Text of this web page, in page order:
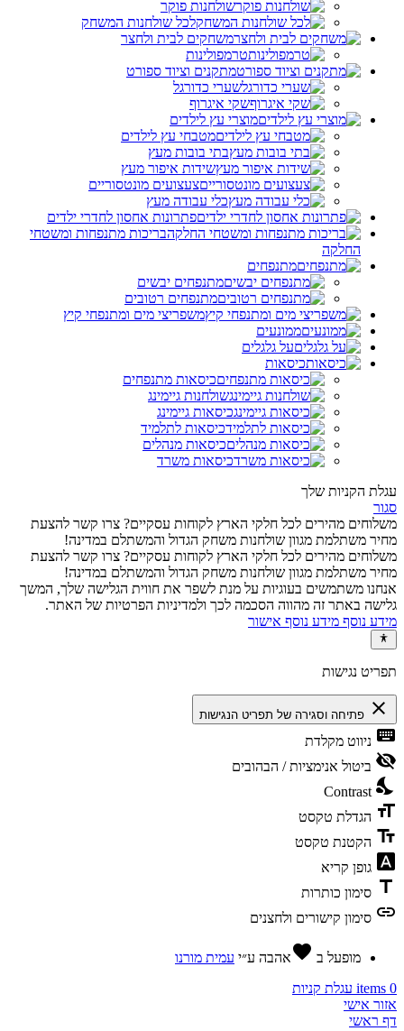
שולחנות פוקר
לכל שולחנות המשחק
משחקים לבית ולחצר
טרמפולינות
מתקנים וציוד ספורט
שערי כדורגל
שקי איגרוף
מוצרי עץ לילדים
מטבחי עץ לילדים
בתי בובות מעץ
שידות איפור מעץ
צעצועים מונטסוריים
כלי עבודה מעץ
פתרונות אחסון לחדרי ילדים
בריכות מתנפחות ומשטחי
החלקה
מתנפחים
מתנפחים יבשים
מתנפחים רטובים
משפריצי מים ומתנפחי קיץ
ממונעים
על גלגלים
כיסאות
כיסאות מתנפחים
שולחנות גיימינג
כיסאות גיימינג
כיסאות לתלמיד
כיסאות מנהלים
כיסאות משרד
עגלת הקניות שלך
סגור
משלוחים מהירים לכל חלקי הארץ לקוחות עסקיים? צרו קשר להצעת
מחיר משתלמת מגוון שולחנות משחק הגדול והמשתלם במדינה!
משלוחים מהירים לכל חלקי הארץ לקוחות עסקיים? צרו קשר להצעת
מחיר משתלמת מגוון שולחנות משחק הגדול והמשתלם במדינה!
אנחנו משתמשים בעוגיות על מנת לשפר את חווית הגלישה שלך, המשך
גלישה באתר זה מהווה הסכמה לכך ולמדיניות הפרטיות של האתר.
מידע נוסף מידע נוסף אישור
תפריט נגישות
close פתיחה וסגירה של תפריט הנגישות
keyboard ניווט מקלדת
visibility_off ביטול אנימציות / הבהובים
nights_stay
Contrast
format_size הגדלת טקסט
text_fields הקטנת טקסט
font_download גופן קריא
title סימון כותרות
link סימון קישורים ולחצנים
מופעל ב favoriteאהבה ע״י עמית מורנו
0
items עגלת קניות
אזור אישי
דף ראשי